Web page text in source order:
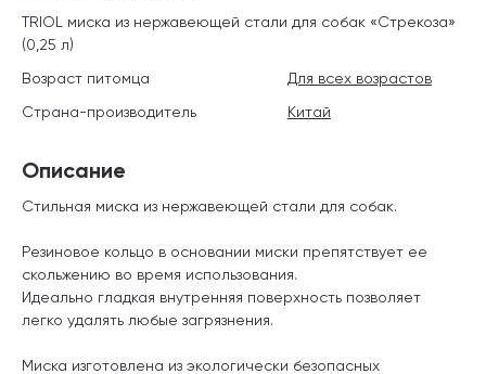
Описание
Стильная миска из нержавеющей стали для собак.
Резиновое кольцо в основании миски препятствует ее
скольжению во время использования.
Идеально гладкая внутренняя поверхность позволяет
легко удалять любые загрязнения.
Миска изготовлена из экологически безопасных
TRIOL миска из нержавеющей стали для собак «Стрекоза»
(0,25 л)
Возраст питомца
Для всех возрастов
Страна-производитель
Китай